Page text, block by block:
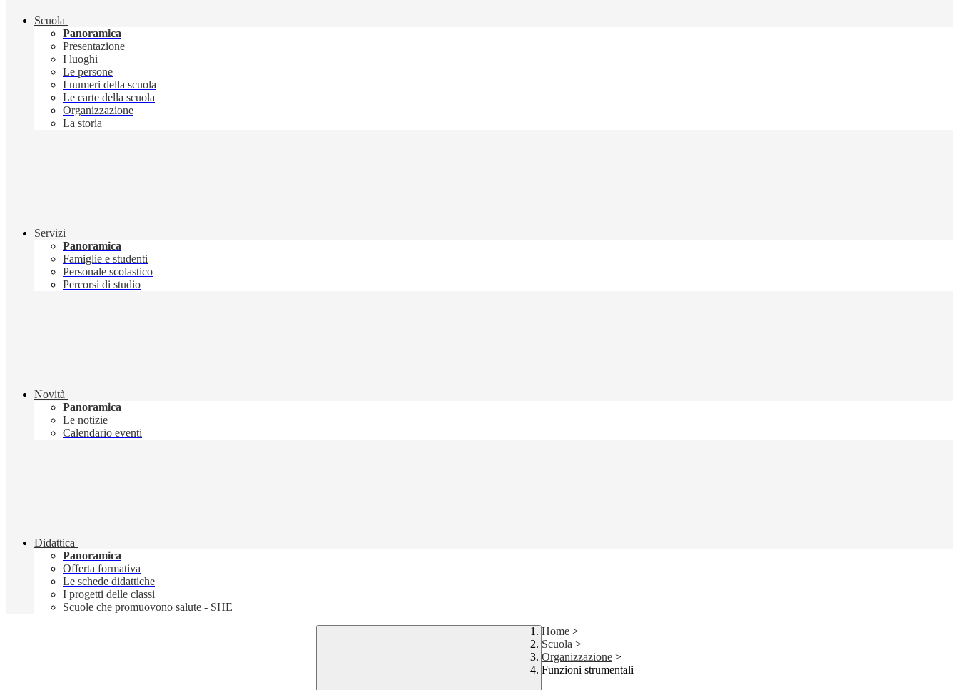
Scuola
Panoramica
Presentazione
I luoghi
Le persone
I numeri della scuola
Le carte della scuola
Organizzazione
La storia
Servizi
Panoramica
Famiglie e studenti
Personale scolastico
Percorsi di studio
Novità
Panoramica
Le notizie
Calendario eventi
Didattica
Panoramica
Offerta formativa
Le schede didattiche
I progetti delle classi
Scuole che promuovono salute - SHE
Home >
Scuola >
Organizzazione >
Funzioni strumentali